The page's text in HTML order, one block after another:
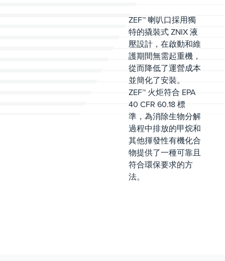
ZEF™ 喇叭口採用獨
特的撬裝式 ZNIX 液
壓設計，在啟動和維
護期間無需起重機，
從而降低了運營成本
並簡化了安裝。
ZEF™ 火炬符合 EPA
40 CFR 60.18 標
準，為消除生物分解
過程中排放的甲烷和
其他揮發性有機化合
物提供了一種可靠且
符合環保要求的方
法。